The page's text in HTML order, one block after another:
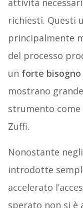
attività
richiesti. Questi
principalmente
del processo
un forte
mostrano
strumento come
Zuffi.
Nonostante
introdotte
accelerato
sperato non si è